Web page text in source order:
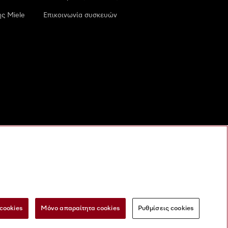
Miele Επικοινωνία συσκευών
ψηφιακές υπηρεσίες Φόρμα Υπαναχώρησης
Μόνο απαραίτητα cookies Ρυθμίσεις cookies